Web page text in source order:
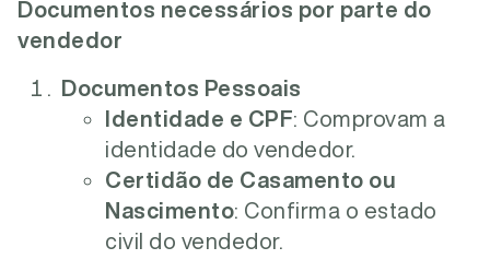
Documentos necessários por parte do
vendedor
Documentos Pessoais
Identidade e CPF: Comprovam a
identidade do vendedor.
Certidão de Casamento ou
Nascimento: Confirma o estado
civil do vendedor.